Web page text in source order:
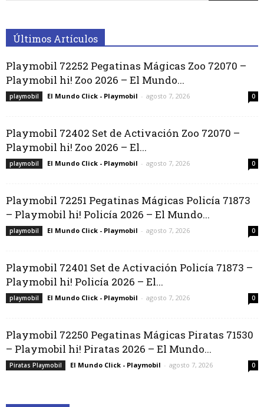
Últimos Artículos
Playmobil 72252 Pegatinas Mágicas Zoo 72070 –
Playmobil hi! Zoo 2026 – El Mundo...
playmobil El Mundo Click - Playmobil - agosto 7, 2026 0
Playmobil 72402 Set de Activación Zoo 72070 –
Playmobil hi! Zoo 2026 – El...
playmobil El Mundo Click - Playmobil - agosto 7, 2026 0
Playmobil 72251 Pegatinas Mágicas Policía 71873
– Playmobil hi! Policía 2026 – El Mundo...
playmobil El Mundo Click - Playmobil - agosto 7, 2026 0
Playmobil 72401 Set de Activación Policía 71873 –
Playmobil hi! Policía 2026 – El...
playmobil El Mundo Click - Playmobil - agosto 7, 2026 0
Playmobil 72250 Pegatinas Mágicas Piratas 71530
– Playmobil hi! Piratas 2026 – El Mundo...
Piratas Playmobil El Mundo Click - Playmobil - agosto 7, 2026 0